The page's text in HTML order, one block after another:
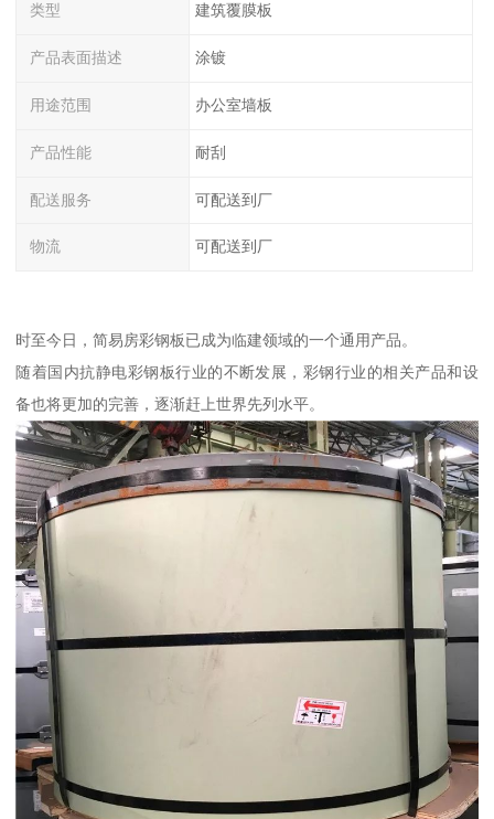
类型 建筑覆膜板
产品表面描述 涂镀
用途范围 办公室墙板
产品性能 耐刮
配送服务 可配送到厂
物流 可配送到厂
时至今日，简易房彩钢板已成为临建领域的一个通用产品。
随着国内抗静电彩钢板行业的不断发展，彩钢行业的相关产品和设
备也将更加的完善，逐渐赶上世界先列水平。